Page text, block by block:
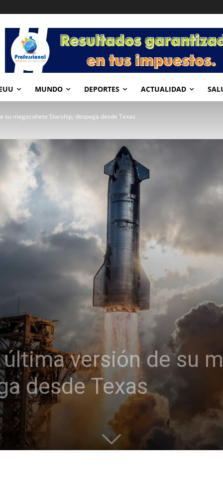
MUNDO DEPORTES ACTUALIDAD
su megacohete Starship; despega desde Texas
versión de su
desde Texas